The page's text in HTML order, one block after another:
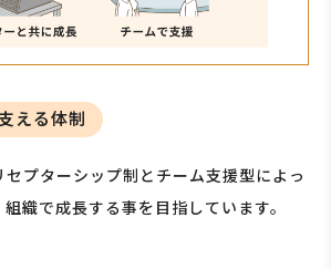
える体制
プターシップ制とチーム支援型によっ
織で成長する事を目指しています。